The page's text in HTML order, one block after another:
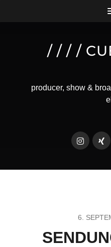
/ / / /
producer, show &
6.